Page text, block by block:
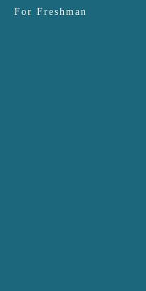
For Freshman